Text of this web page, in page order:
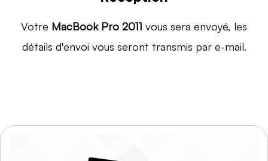
Votre MacBook Pro 2011 vous sera envoyé, les
détails d'envoi vous seront transmis par e-mail.